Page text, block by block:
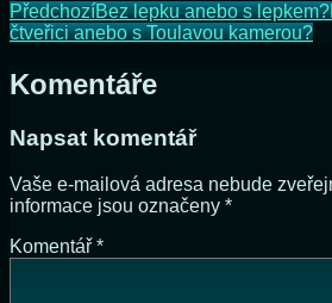
PředchozíBez lepku anebo s lepkem?
čtveřici anebo s Toulavou kamerou?
Komentáře
Napsat komentář
Vaše e-mailová adresa nebude
informace jsou označeny *
Komentář *